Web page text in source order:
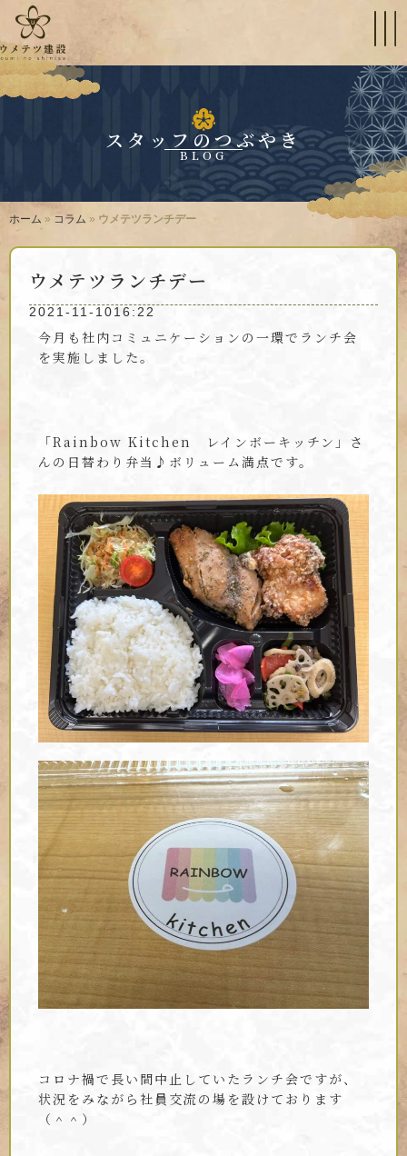
スタッフのつぶやき
BLOG
ホーム » コラム » ウメテツランチデー
ウメテツランチデー
2021-11-1016:22
今月も社内コミュニケーションの一環でランチ会
を実施しました。
「Rainbow Kitchen レインボーキッチン」さ
んの日替わり弁当♪ボリューム満点です。
コロナ禍で長い間中止していたランチ会ですが、
状況をみながら社員交流の場を設けております
（＾＾）